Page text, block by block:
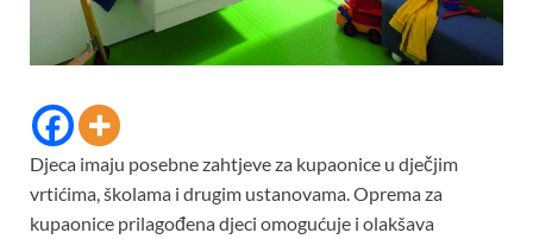
Djeca imaju posebne zahtjeve za kupaonice u dječjim
vrtićima, školama i drugim ustanovama. Oprema za
kupaonice prilagođena djeci omogućuje i olakšava